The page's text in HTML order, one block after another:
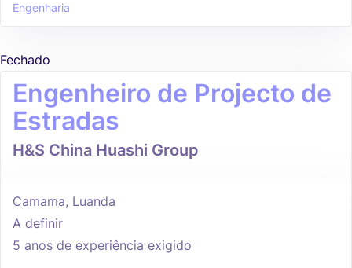
Engenharia
Fechado
Engenheiro de Projecto de
Estradas
H&S China Huashi Group
Camama, Luanda
A definir
5 anos de experiência exigido